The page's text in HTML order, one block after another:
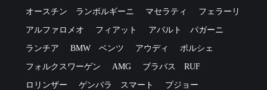
オースチン ランボルギーニ マセラティ フェラーリ
アルファロメオ フィアット アバルト パガーニ
ランチア BMW ベンツ アウディ ポルシェ
フォルクスワーゲン AMG ブラバス RUF
ロリンザー ゲンバラ スマート プジョー